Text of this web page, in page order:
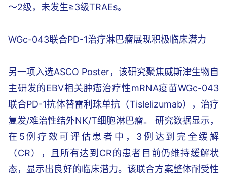
～2级，未发生≥3级TRAEs。
WGc-043联合PD-1治疗淋巴瘤展现积极临床潜力
另一项入选ASCO Poster，该研究聚焦威斯津生物自
主研发的EBV相关肿瘤治疗性mRNA疫苗WGc-043
联合PD-1抗体替雷利珠单抗（Tislelizumab），治疗
复发/难治性结外NK/T细胞淋巴瘤。 研究数据显示，
在5例疗效可评估患者中，3例达到完全缓解
（CR），且所有达到CR的患者目前仍维持缓解状
态，显示出良好的临床潜力。该联合方案整体耐受性